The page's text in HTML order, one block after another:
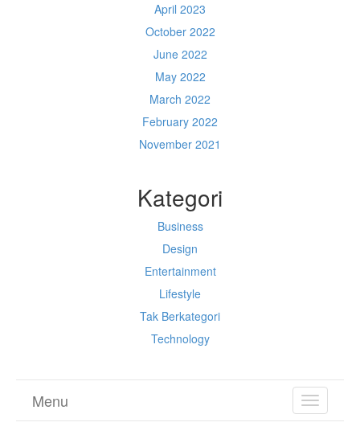
April 2023
October 2022
June 2022
May 2022
March 2022
February 2022
November 2021
Kategori
Business
Design
Entertainment
Lifestyle
Tak Berkategori
Technology
TOGGLE
Menu